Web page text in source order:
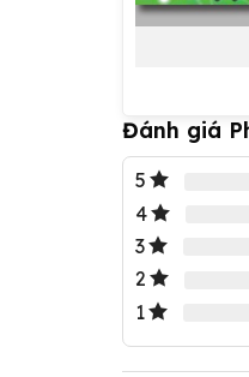
Đánh giá
5
4
3
2
1